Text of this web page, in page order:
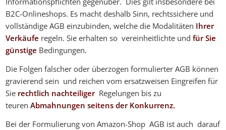
B2C-Onlineshops. Es macht deshalb Sinn, rechtssichere und
vollständige AGB einzubinden, welche die Modalitäten Ihrer
Verkäufe regeln. Sie erhalten so vereinheitlichte undfür Sie
günstige Bedingungen.
Die Folgen falscher oder überzogen formulierter AGB können
gravierend sein und reichen vom ersatzweisen Eingreifen für
Sie rechtlich nachteiliger Regelungen bis zu
teurenAbmahnungen seitens der Konkurrenz.
Bei der Formulierung von Amazon-Shop AGB ist auch darauf